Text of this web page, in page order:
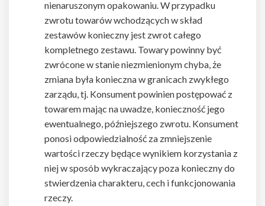
nienaruszonym opakowaniu. W przypadku
zwrotu towarów wchodzących w skład
zestawów konieczny jest zwrot całego
kompletnego zestawu. Towary powinny być
zwrócone w stanie niezmienionym chyba, że
zmiana była konieczna w granicach zwykłego
zarządu, tj. Konsument powinien postępować z
towarem mając na uwadze, konieczność jego
ewentualnego, późniejszego zwrotu. Konsument
ponosi odpowiedzialność za zmniejszenie
wartości rzeczy będące wynikiem korzystania z
niej w sposób wykraczający poza konieczny do
stwierdzenia charakteru, cech i funkcjonowania
rzeczy.